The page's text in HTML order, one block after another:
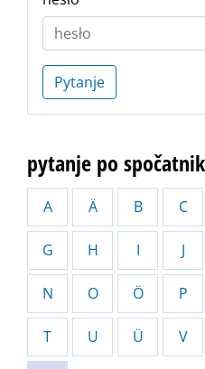
Pytanje
pytanje po
A Ä B C
G H I J
N O Ö P
T U Ü V